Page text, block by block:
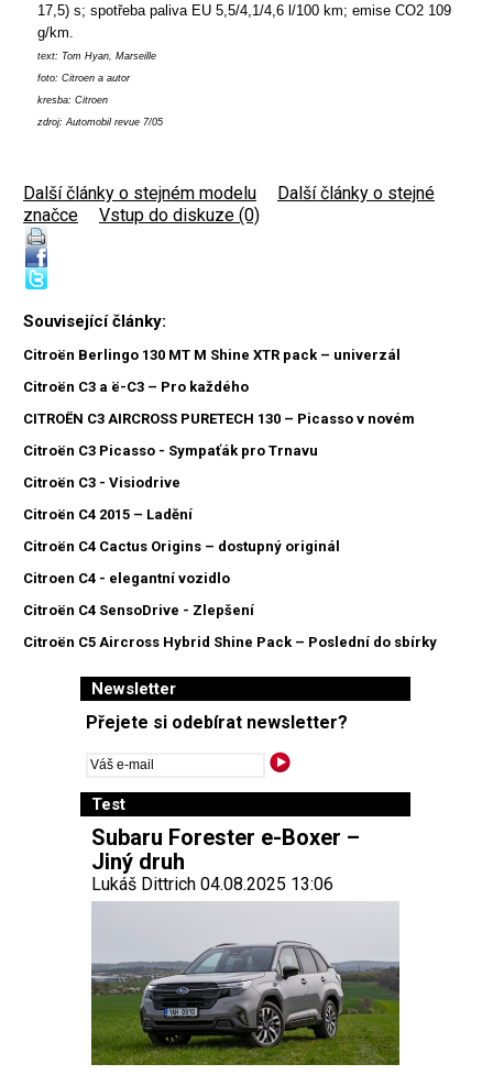
17,5) s; spotřeba paliva EU 5,5/4,1/4,6 l/100 km; emise CO2 109
g/km.
text: Tom Hyan, Marseille
foto: Citroen a autor
kresba: Citroen
zdroj: Automobil revue 7/05
Další články o stejném modelu
Další články o stejné
značce
Vstup do diskuze (0)
Související články:
Citroën Berlingo 130 MT M Shine XTR pack – univerzál
Citroën C3 a ë-C3 – Pro každého
CITROËN C3 AIRCROSS PURETECH 130 – Picasso v novém
Citroën C3 Picasso - Sympaťák pro Trnavu
Citroën C3 - Visiodrive
Citroën C4 2015 – Ladění
Citroën C4 Cactus Origins – dostupný originál
Citroen C4 - elegantní vozidlo
Citroën C4 SensoDrive - Zlepšení
Citroën C5 Aircross Hybrid Shine Pack – Poslední do sbírky
Newsletter
Přejete si odebírat newsletter?
Test
Subaru Forester e-Boxer –
Jiný druh
Lukáš Dittrich 04.08.2025 13:06